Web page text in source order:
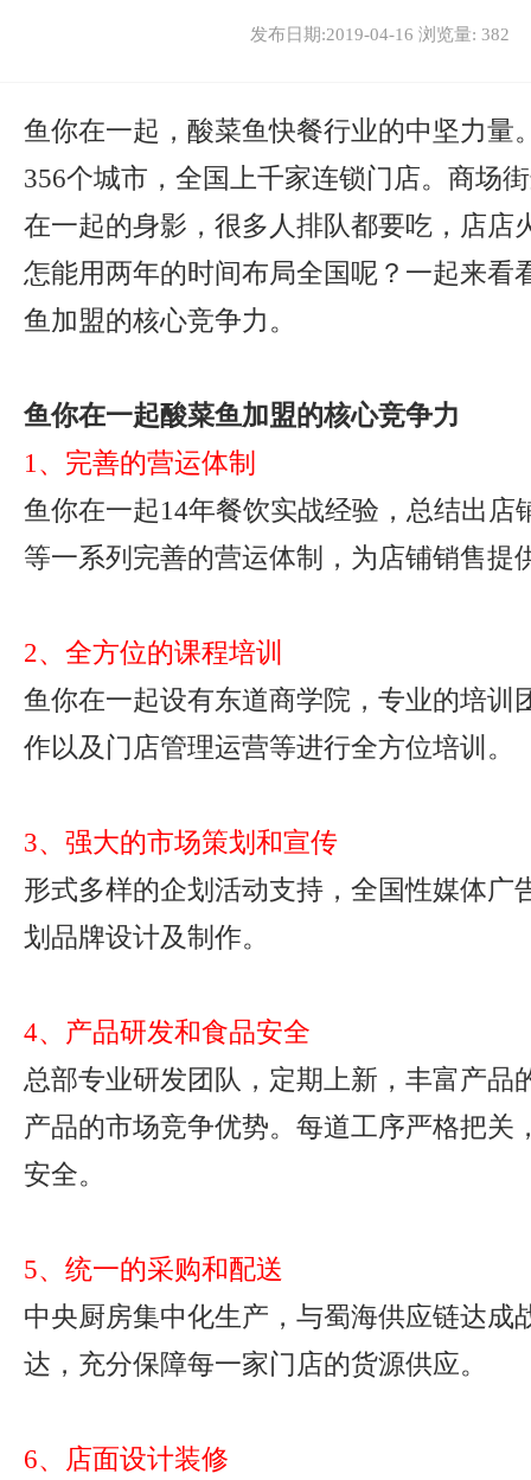
发布日期:2019-04-16 浏览量: 382
鱼你在一起，酸菜鱼快餐行业的中坚力量
356个城市，全国上千家连锁门店。商场
在一起的身影，很多人排队都要吃，店店
怎能用两年的时间布局全国呢？一起来看
鱼加盟的核心竞争力。
鱼你在一起酸菜鱼加盟的核心竞争力
1、完善的营运体制
鱼你在一起14年餐饮实战经验，总结出店
等一系列完善的营运体制，为店铺销售提
2、全方位的课程培训
鱼你在一起设有东道商学院，专业的培训
作以及门店管理运营等进行全方位培训。
3、强大的市场策划和宣传
形式多样的企划活动支持，全国性媒体广
划品牌设计及制作。
4、产品研发和食品安全
总部专业研发团队，定期上新，丰富产品
产品的市场竞争优势。每道工序严格把关
安全。
5、统一的采购和配送
中央厨房集中化生产，与蜀海供应链达成
达，充分保障每一家门店的货源供应。
6、店面设计装修